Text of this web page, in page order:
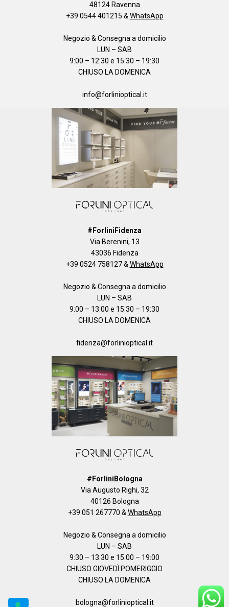
48124 Ravenna
+39 0544 401215 & WhatsApp
Negozio & Consegna a domicilio
LUN – SAB
9:00 – 12:30 e 15:30 – 19:30
CHIUSO LA DOMENICA
info@forlinioptical.it
#ForliniFidenza
Via Berenini, 13
43036 Fidenza
+39 0524 758127& WhatsApp
Negozio & Consegna a domicilio
LUN – SAB
9:00 – 13:00 e 15:30 – 19:30
CHIUSO LA DOMENICA
fidenza@forlinioptical.it
#ForliniBologna
Via Augusto Righi, 32
40126 Bologna
+39 051 267770 & WhatsApp
Negozio & Consegna a domicilio
LUN – SAB
9:30 – 13:30 e 15:00 – 19:00
CHIUSO GIOVEDÌ POMERIGGIO
CHIUSO LA DOMENICA
bologna@forlinioptical.it